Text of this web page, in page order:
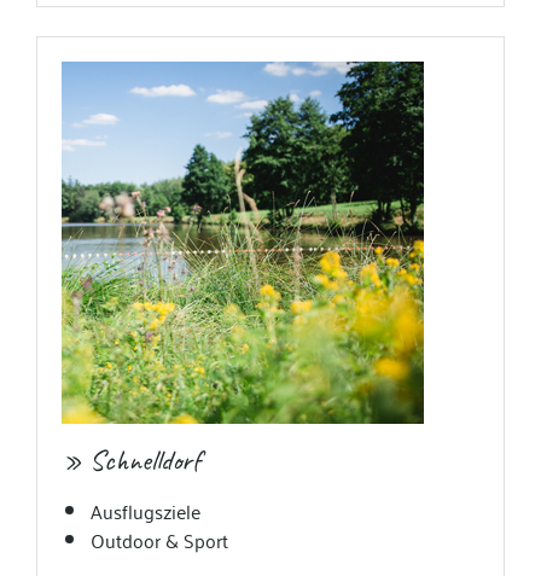
» Schnelldorf
Ausflugsziele
Outdoor & Sport